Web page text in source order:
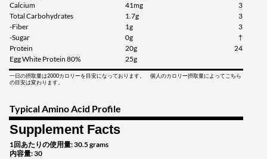
Calcium
41mg
3
Total Carbohydrates
1.7g
3
-Fiber
1g
3
-Sugar
0g
†
Protein
20g
24
Egg White Protein 80%
25g
一日の摂取量は2000カロリーを目安になっております。 個人のカロリー摂取量によってこちら
の目安は変わります。
Typical Amino Acid Profile
Supplement Facts
1回あたりの使用量: 30.5 grams
内容量: 30